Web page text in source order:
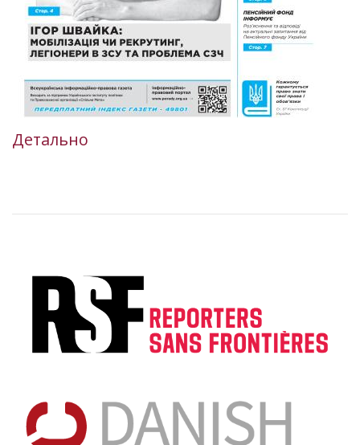
Детально